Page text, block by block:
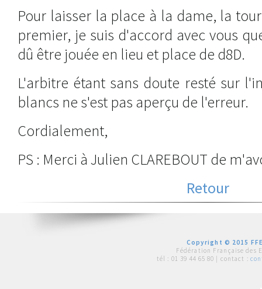
Pour laisser la place à la dame, la
premier, je suis d'accord avec vous
dû être jouée en lieu et place de d8D.
L'arbitre étant sans doute resté sur
blancs ne s'est pas aperçu de l'erreur.
Cordialement,
PS : Merci à Julien CLAREBOUT de
Retour
Copyright © 2015
Fédération Française des
tél : 01 39 44 65 80 | contact :